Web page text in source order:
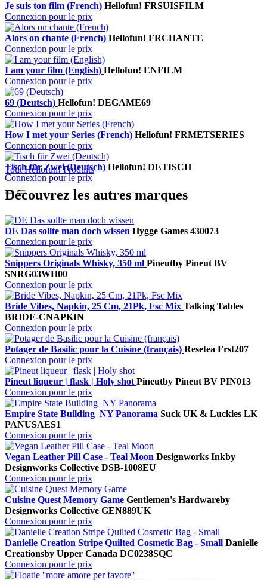
Je suis ton film (French) Hellofun! FRSUISFILM
Connexion pour le prix
Alors on chante (French) Hellofun! FRCHANTE
Connexion pour le prix
I am your film (English) Hellofun! ENFILM
Connexion pour le prix
69 (Deutsch) Hellofun! DEGAME69
Connexion pour le prix
How I met your Series (French) Hellofun! FRMETSERIES
Connexion pour le prix
Tisch für Zwei (Deutsch) Hellofun! DETISCH
Connexion pour le prix
Tout Hellofun! Produits
Découvrez les autres marques
DE Das sollte man doch wissen Hygge Games 430073
Connexion pour le prix
Snippers Originals Whisky, 350 ml Pineutby Pineut BV
SNRG03WH00
Connexion pour le prix
Bride Vibes, Napkin, 25 Cm, 21Pk, Fsc Mix Talking Tables
BRIDE-CNAPKIN
Connexion pour le prix
Potager de Basilic pour la Cuisine (français) Resetea Frst207
Connexion pour le prix
Pineut liqueur | flask | Holy shot Pineutby Pineut BV PIN013
Connexion pour le prix
Empire State Building NY Panorama Suck UK & Luckies LK
PANUSAES1
Connexion pour le prix
Vegan Leather Pill Case - Teal Moon Designworks Inkby
Designworks Collective DSB-1008EU
Connexion pour le prix
Cuisine Quest Memory Game Gentlemen's Hardwareby
Designworks Collective GEN889UK
Connexion pour le prix
Danielle Creation Stripe Quilted Cosmetic Bag - Small Danielle
Creationsby Upper Canada DC0238SQC
Connexion pour le prix